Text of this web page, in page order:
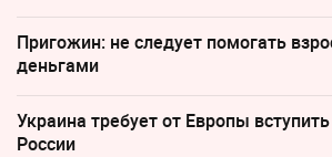
Пригожин: не следует помогать
деньгами
Украина требует от Европы
России